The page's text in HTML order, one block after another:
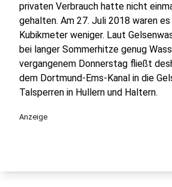
privaten Verbrauch hatte nicht
gehalten. Am 27. Juli 2018 waren
Kubikmeter weniger. Laut
bei langer Sommerhitze genug
vergangenem Donnerstag fließt
dem Dortmund-Ems-Kanal in die
Talsperren in Hullern und Haltern.
Anzeige